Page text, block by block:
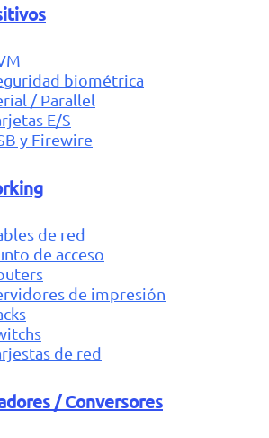
biométrica
/ Parallel
E/S
y Firewire
de red
de acceso
de impresión
de red
/ Conversores